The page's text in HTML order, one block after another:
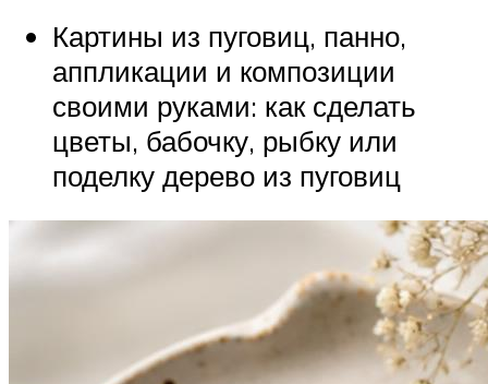
Картины из пуговиц, панно,
аппликации и композиции
своими руками: как сделать
цветы, бабочку, рыбку или
поделку дерево из пуговиц